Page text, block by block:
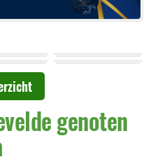
genoten